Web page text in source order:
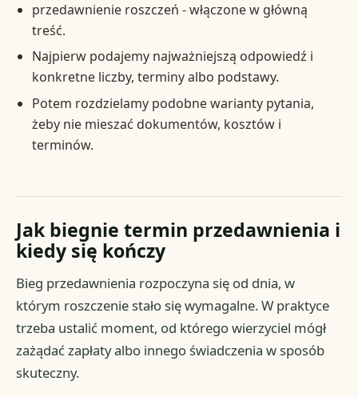
przedawnienie roszczeń - włączone w główną
treść.
Najpierw podajemy najważniejszą odpowiedź i
konkretne liczby, terminy albo podstawy.
Potem rozdzielamy podobne warianty pytania,
żeby nie mieszać dokumentów, kosztów i
terminów.
Jak biegnie termin przedawnienia i
kiedy się kończy
Bieg przedawnienia rozpoczyna się od dnia, w
którym roszczenie stało się wymagalne. W praktyce
trzeba ustalić moment, od którego wierzyciel mógł
zażądać zapłaty albo innego świadczenia w sposób
skuteczny.